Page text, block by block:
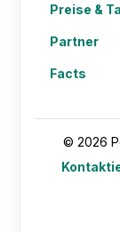
Preise &
Partner
Facts
© 2026